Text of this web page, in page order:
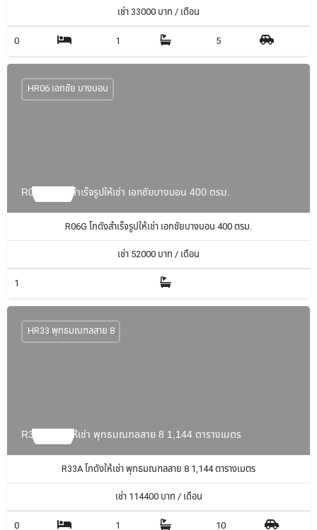
เช่า 33000 บาท / เดือน
0 1 5
R06G โกดังสำเร็จรูปให้เช่า เอกชัยบางบอน 400 ตรม.
HR06 เอกชัย บางบอน
R06G โกดังสำเร็จรูปให้เช่า เอกชัยบางบอน 400 ตรม.
เช่า 52000 บาท / เดือน
1
R33A โกดังให้เช่า พุทธมณฑลสาย 8 1,144 ตารางเมตร
HR33 พุทธมณฑลสาย 8
R33A โกดังให้เช่า พุทธมณฑลสาย 8 1,144 ตารางเมตร
เช่า 114400บาท / เดือน
0 1 10